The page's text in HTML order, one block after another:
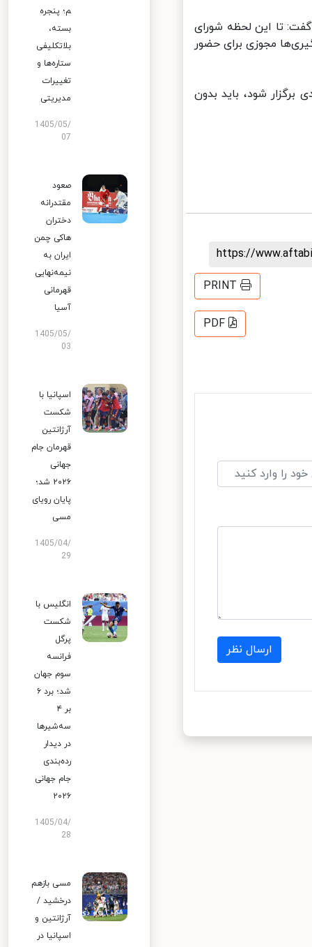
تا این لحظه شورای
مجوزی برای حضور
شود، باید بدون
https://
PRINT
PDF
ارسال نظر
م؛ پنجره
بسته،
بلاتکلیفی
ستاره‌ها و
تغییرات
مدیریتی
1405/05/
07
صعود
مقتدرانه
دختران
هاکی چمن
ایران به
نیمه‌نهایی
قهرمانی
آسیا
1405/05/
03
اسپانیا با
شکست
آرژانتین
قهرمان جام
جهانی
۲۰۲۶ شد؛
پایان رویای
مسی
1405/04/
29
انگلیس با
شکست
پرگل
فرانسه
سوم جهان
شد؛ برد ۶
بر ۴
سه‌شیرها
در دیدار
رده‌بندی
جام جهانی
۲۰۲۶
1405/04/
28
مسی بازهم
درخشید /
آرژانتین و
اسپانیا در